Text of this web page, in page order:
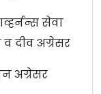
सेवा
दीव अग्रेसर
अग्रेसर